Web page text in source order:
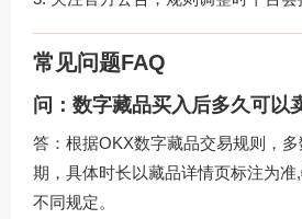
常见问题FAQ
问：数字藏品买入后多久可以
答：根据OKX数字藏品交易规则 ，
期，具体时长以藏品详情页标注为
不同规定。